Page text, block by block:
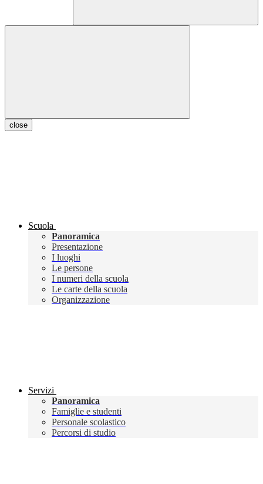
close
Scuola
Panoramica
Presentazione
I luoghi
Le persone
I numeri della scuola
Le carte della scuola
Organizzazione
Servizi
Panoramica
Famiglie e studenti
Personale scolastico
Percorsi di studio